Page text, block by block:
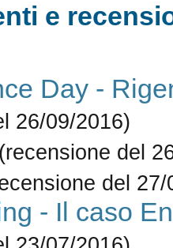
e
Day -
26/09/2016)
(recensione del
del 27/
- Il caso